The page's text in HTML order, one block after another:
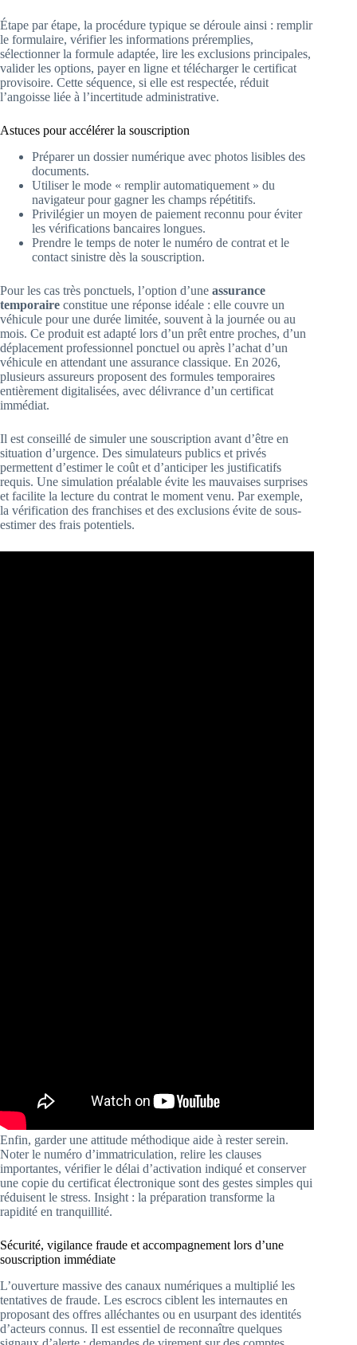
Étape par étape, la procédure typique se déroule ainsi : remplir
le formulaire, vérifier les informations préremplies,
sélectionner la formule adaptée, lire les exclusions principales,
valider les options, payer en ligne et télécharger le certificat
provisoire. Cette séquence, si elle est respectée, réduit
l’angoisse liée à l’incertitude administrative.
Astuces pour accélérer la souscription
Préparer un dossier numérique avec photos lisibles des
documents.
Utiliser le mode « remplir automatiquement » du
navigateur pour gagner les champs répétitifs.
Privilégier un moyen de paiement reconnu pour éviter
les vérifications bancaires longues.
Prendre le temps de noter le numéro de contrat et le
contact sinistre dès la souscription.
Pour les cas très ponctuels, l’option d’une assurance
temporaire constitue une réponse idéale : elle couvre un
véhicule pour une durée limitée, souvent à la journée ou au
mois. Ce produit est adapté lors d’un prêt entre proches, d’un
déplacement professionnel ponctuel ou après l’achat d’un
véhicule en attendant une assurance classique. En 2026,
plusieurs assureurs proposent des formules temporaires
entièrement digitalisées, avec délivrance d’un certificat
immédiat.
Il est conseillé de simuler une souscription avant d’être en
situation d’urgence. Des simulateurs publics et privés
permettent d’estimer le coût et d’anticiper les justificatifs
requis. Une simulation préalable évite les mauvaises surprises
et facilite la lecture du contrat le moment venu. Par exemple,
la vérification des franchises et des exclusions évite de sous-
estimer des frais potentiels.
Enfin, garder une attitude méthodique aide à rester serein.
Noter le numéro d’immatriculation, relire les clauses
importantes, vérifier le délai d’activation indiqué et conserver
une copie du certificat électronique sont des gestes simples qui
réduisent le stress. Insight : la préparation transforme la
rapidité en tranquillité.
Sécurité, vigilance fraude et accompagnement lors d’une
souscription immédiate
L’ouverture massive des canaux numériques a multiplié les
tentatives de fraude. Les escrocs ciblent les internautes en
proposant des offres alléchantes ou en usurpant des identités
d’acteurs connus. Il est essentiel de reconnaître quelques